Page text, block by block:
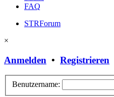
FAQ
STRForum
×
Anmelden • Registrieren
Benutzername: